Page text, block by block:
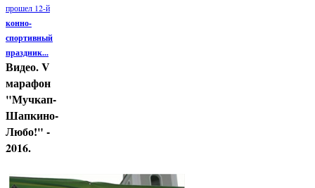
прошел 12-й
конно-
спортивный
праздник...
Видео. V
марафон
"Мучкап-
Шапкино-
Любо!" -
2016.